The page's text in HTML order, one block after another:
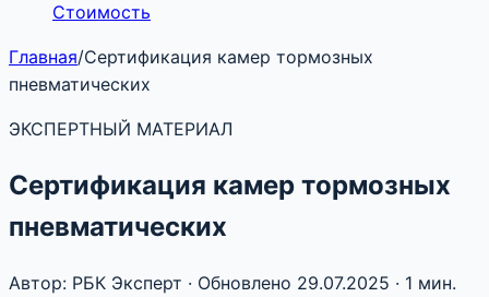
Стоимость
Главная/Сертификация камер тормозных
пневматических
ЭКСПЕРТНЫЙ МАТЕРИАЛ
Сертификация камер тормозных
пневматических
Автор: РБК Эксперт · Обновлено 29.07.2025 · 1 мин.